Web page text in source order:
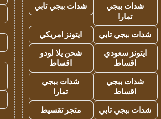
شدات ببجي
تمارا
شدات ببجي تابي
شدات ببجي تابي
ايتونز امريكي
ايتونز سعودي
اقساط
شحن يلا لودو
اقساط
شدات ببجي
اقساط
شدات ببجي
تمارا
شدات ببجي تابي
متجر تقسيط